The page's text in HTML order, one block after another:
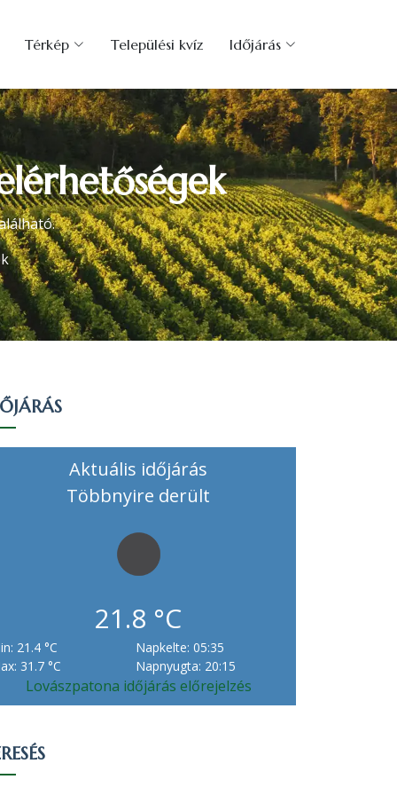
Térkép Települési kvíz Időjárás
Aktuális időjárás
Többnyire derült
21.8 °C
21.4 °C
31.7 °C
Napkelte: 05:35
Napnyugta: 20:15
Lovászpatona időjárás előrejelzés